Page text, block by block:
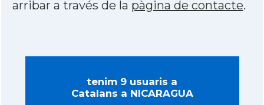
arribar a través de la pàgina de contacte.
tenim 9 usuaris a
Catalans a NICARAGUA